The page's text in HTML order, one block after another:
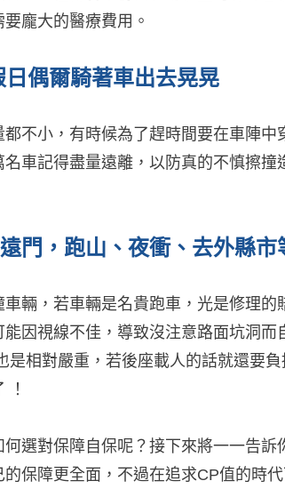
龐大的醫療費用。
偶爾騎著車出去晃晃
不小，有時候為了趕時間要在車陣中
車記得盡量遠離，以防真的不慎擦撞
門，跑山、夜衝、去外縣市
輛，若車輛是名貴跑車，光是修理的
因視線不佳，導致沒注意路面坑洞而
相對嚴重，若後座載人的話就還要
選對保障自保呢？接下來將一一告訴
保障更全面，不過在追求CP值的時